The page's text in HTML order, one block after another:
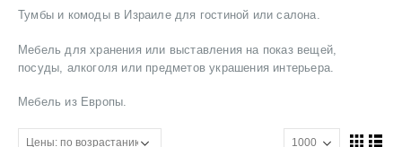
Тумбы и комоды в Израиле для гостиной или салона.
Мебель для хранения или выставления на показ вещей,
посуды, алкоголя или предметов украшения интерьера.
Мебель из Европы.